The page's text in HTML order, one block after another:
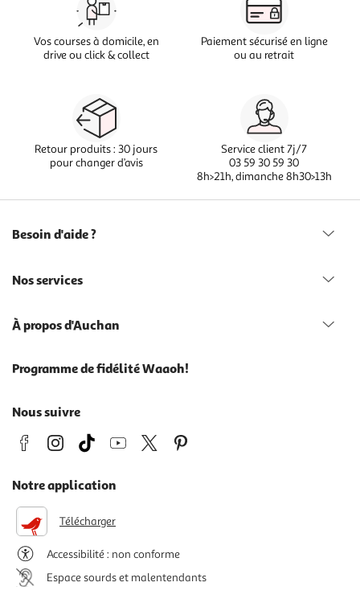
Vos courses à domicile, en
drive ou click & collect
Paiement sécurisé en ligne
ou au retrait
Retour produits : 30 jours
pour changer d’avis
Service client 7j/7
03 59 30 59 30
8h>21h, dimanche 8h30>13h
Besoin d'aide ?
Nos services
À propos d'Auchan
Programme de fidélité Waaoh!
Nous suivre
Notre application
Télécharger
Accessibilité : non conforme
Espace sourds et malentendants